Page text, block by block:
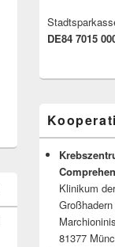
DE84 7015
Klinikum
Großhadern
81377